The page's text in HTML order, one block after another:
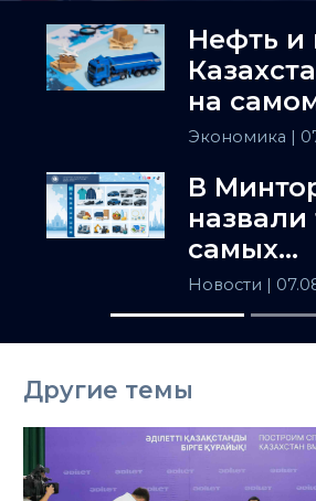
Нефть и
на
держит
Азию
Экономика |
В
назвали
самых
товаров
Новости |
Другие темы